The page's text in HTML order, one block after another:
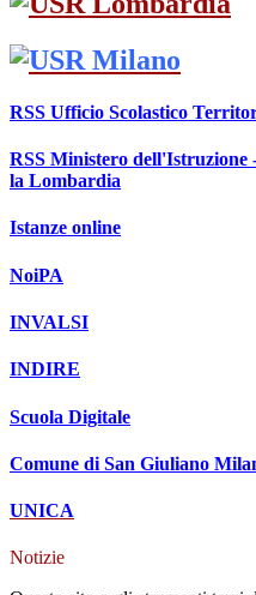
RSS Ufficio Scolastico
RSS Ministero dell'Istruzione
la Lombardia
Istanze online
NoiPA
INVALSI
INDIRE
Scuola Digitale
Comune di San Giuliano
UNICA
Notizie